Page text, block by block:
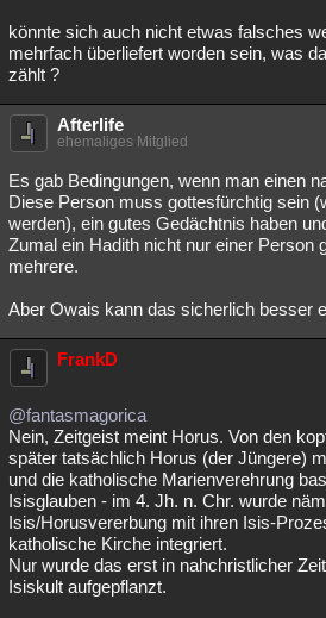
könnte sich auch nicht etwas falsches
mehrfach überliefert worden sein, was
zählt ?
Afterlife
ehemaliges Mitglied
Es gab Bedingungen, wenn man einen
Diese Person muss gottesfürchtig sein
werden), ein gutes Gedächtnis haben
Zumal ein Hadith nicht nur einer Person
mehrere.
Aber Owais kann das sicherlich besser
FrankD
@fantasmagorica
Nein, Zeitgeist meint Horus. Von den
später tatsächlich Horus (der Jüngere)
und die katholische Marienverehrung
Isisglauben - im 4. Jh. n. Chr. wurde
Isis/Horusvererbung mit ihren Isis-
katholische Kirche integriert.
Nur wurde das erst in nahchristlicher
Isiskult aufgepflanzt.